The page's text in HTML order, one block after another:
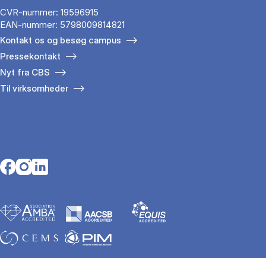
CVR-nummer: 19596915
EAN-nummer: 5798009814821
Kontakt os og besøg campus
Pressekontakt
Nyt fra CBS
Til virksomheder
Opens in a new tab
Opens in a new tab
Opens in a new tab